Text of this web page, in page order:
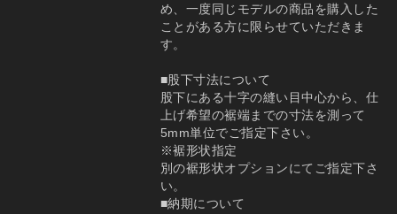
め、一度同じモデルの商品を購入した
ことがある方に限らせていただきま
す。
■股下寸法について
股下にある十字の縫い目中心から、仕
上げ希望の裾端までの寸法を測って
5mm単位でご指定下さい。
※裾形状指定
別の裾形状オプションにてご指定下さ
い。
■納期について